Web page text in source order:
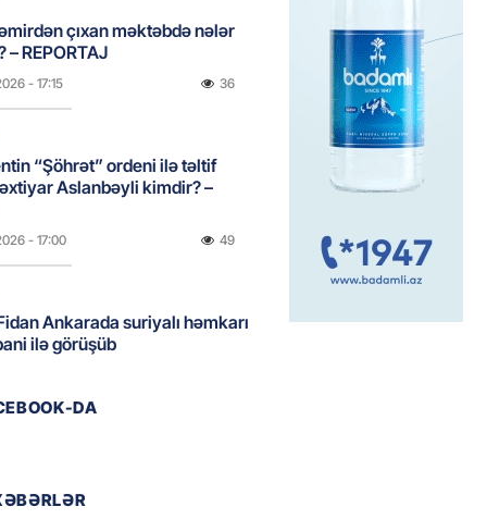
çıxan məktəbdə nələr
– REPORTAJ
- 17:15 36
“Şöhrət” ordeni ilə təltif
Aslanbəyli kimdir? –
- 17:00 49
Ankarada suriyalı həmkarı
ilə görüşüb
- 16:30
DA